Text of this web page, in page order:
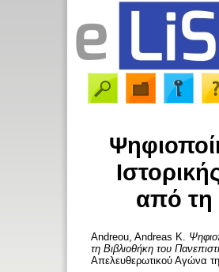
από τη
Andreou, Andreas K.
τη Βιβλιοθήκη του
Απελευθερωτικού Αγώνα